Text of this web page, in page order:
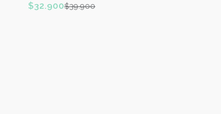
$32.900$39.900